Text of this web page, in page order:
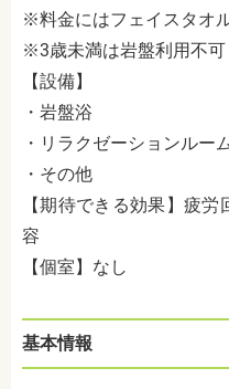
※料金にはフェイスタオ
※3歳未満は岩盤利用不可
【設備】
・岩盤浴
・リラクゼーションルー
・その他
【期待できる効果】疲
容
【個室】なし
基本情報